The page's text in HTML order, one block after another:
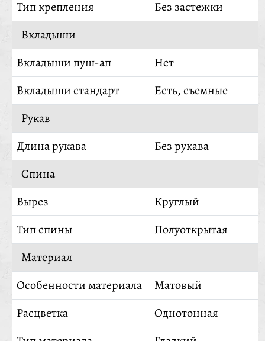
Тип крепления
Без застежки
Вкладыши
Вкладыши пуш-ап
Нет
Вкладыши стандарт
Есть, съемные
Рукав
Длина рукава
Без рукава
Спина
Вырез
Круглый
Тип спины
Полуоткрытая
Материал
Особенности материала
Матовый
Расцветка
Однотонная